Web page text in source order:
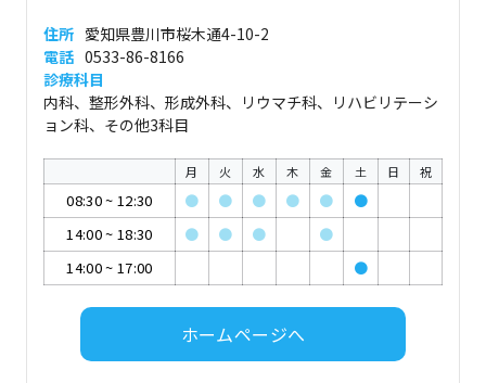
住所 愛知県豊川市桜木通4-10-2
電話 0533-86-8166
診療科目
内科、整形外科、形成外科、リウマチ科、リハビリテーシ
ョン科、その他3科目
月 火 水 木 金 土 日 祝
08:30~ 12:30 ● ● ● ● ●
●
14:00~ 18:30 ● ● ●
●
14:00~ 17:00 ●
ホームページへ